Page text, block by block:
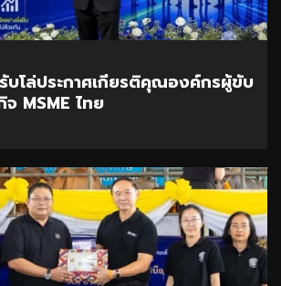
บโล่ประกาศเกียรติคุณองค์กรผู้ขับ
MSME ไทย